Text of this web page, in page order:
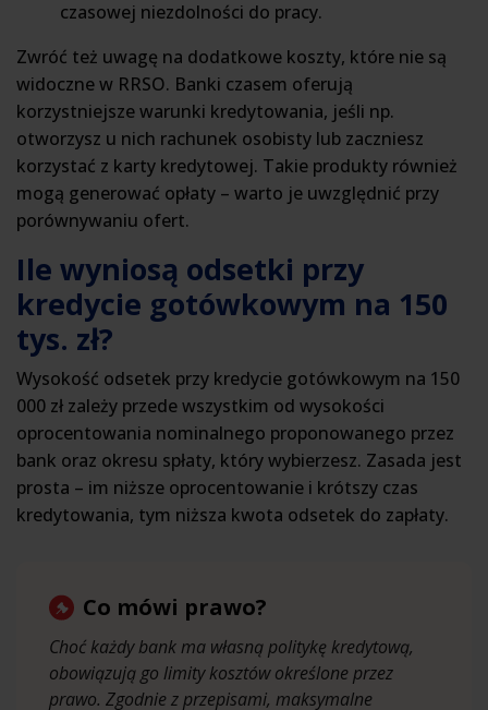
czasowej niezdolności do pracy.
Zwróć też uwagę na dodatkowe koszty, które nie są
widoczne w RRSO. Banki czasem oferują
korzystniejsze warunki kredytowania, jeśli np.
otworzysz u nich rachunek osobisty lub zaczniesz
korzystać z karty kredytowej. Takie produkty również
mogą generować opłaty – warto je uwzględnić przy
porównywaniu ofert.
Ile wyniosą odsetki przy
kredycie gotówkowym na 150
tys. zł?
Wysokość odsetek przy kredycie gotówkowym na 150
000 zł zależy przede wszystkim od wysokości
oprocentowania nominalnego proponowanego przez
bank oraz okresu spłaty, który wybierzesz. Zasada jest
prosta – im niższe oprocentowanie i krótszy czas
kredytowania, tym niższa kwota odsetek do zapłaty.
Co mówi prawo?
Choć każdy bank ma własną politykę kredytową,
obowiązują go limity kosztów określone przez
prawo. Zgodnie z przepisami, maksymalne